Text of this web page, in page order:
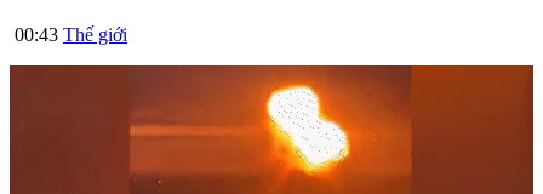
00:43 Thế giới